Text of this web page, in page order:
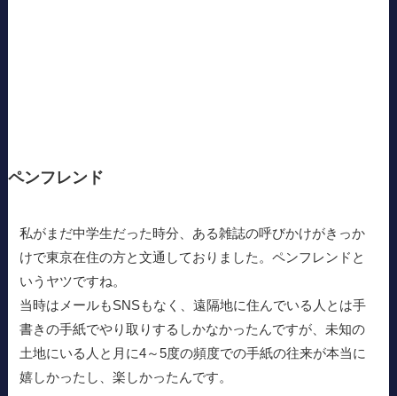
ペンフレンド
私がまだ中学生だった時分、ある雑誌の呼びかけがきっか
けで東京在住の方と文通しておりました。ペンフレンドと
いうヤツですね。
当時はメールもSNSもなく、遠隔地に住んでいる人とは手
書きの手紙でやり取りするしかなかったんですが、未知の
土地にいる人と月に4～5度の頻度での手紙の往来が本当に
嬉しかったし、楽しかったんです。